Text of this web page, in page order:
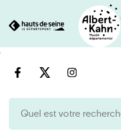
engine
Cookies management panel